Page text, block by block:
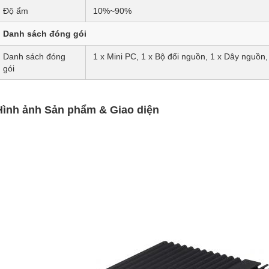
Độ ẩm 10%~90%
Danh sách đóng gói
Danh sách đóng
gói
1 x Mini PC, 1 x Bộ đổi nguồn, 1 x Dây
ảnh Sản phẩm & Giao diện